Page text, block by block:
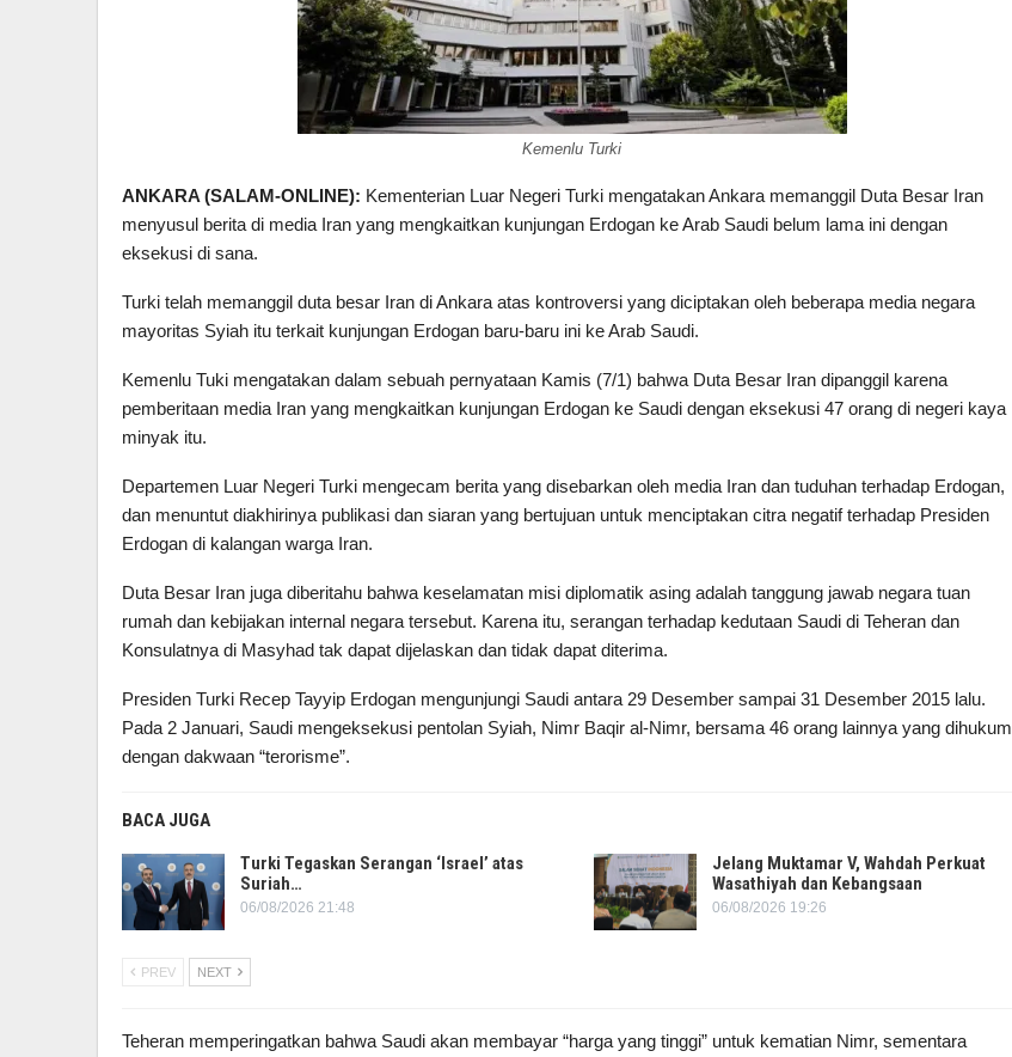
Kemenlu Turki
ANKARA (SALAM-ONLINE): Kementerian Luar Negeri Turki mengatakan Ankara memanggil Duta Besar Iran
menyusul berita di media Iran yang mengkaitkan kunjungan Erdogan ke Arab Saudi belum lama ini dengan
eksekusi di sana.
Turki telah memanggil duta besar Iran di Ankara atas kontroversi yang diciptakan oleh beberapa media negara
mayoritas Syiah itu terkait kunjungan Erdogan baru-baru ini ke Arab Saudi.
Kemenlu Tuki mengatakan dalam sebuah pernyataan Kamis (7/1) bahwa Duta Besar Iran dipanggil karena
pemberitaan media Iran yang mengkaitkan kunjungan Erdogan ke Saudi dengan eksekusi 47 orang di negeri kaya
minyak itu.
Departemen Luar Negeri Turki mengecam berita yang disebarkan oleh media Iran dan tuduhan terhadap Erdogan,
dan menuntut diakhirinya publikasi dan siaran yang bertujuan untuk menciptakan citra negatif terhadap Presiden
Erdogan di kalangan warga Iran.
Duta Besar Iran juga diberitahu bahwa keselamatan misi diplomatik asing adalah tanggung jawab negara tuan
rumah dan kebijakan internal negara tersebut. Karena itu, serangan terhadap kedutaan Saudi di Teheran dan
Konsulatnya di Masyhad tak dapat dijelaskan dan tidak dapat diterima.
Presiden Turki Recep Tayyip Erdogan mengunjungi Saudi antara 29 Desember sampai 31 Desember 2015 lalu.
Pada 2 Januari, Saudi mengeksekusi pentolan Syiah, Nimr Baqir al-Nimr, bersama 46 orang lainnya yang dihukum
dengan dakwaan “terorisme”.
BACA JUGA
Turki Tegaskan Serangan ‘Israel’ atas
Suriah…
06/08/2026 21:48
Jelang Muktamar V, Wahdah Perkuat
Wasathiyah dan Kebangsaan
06/08/2026 19:26
PREV NEXT
Teheran memperingatkan bahwa Saudi akan membayar “harga yang tinggi” untuk kematian Nimr, sementara